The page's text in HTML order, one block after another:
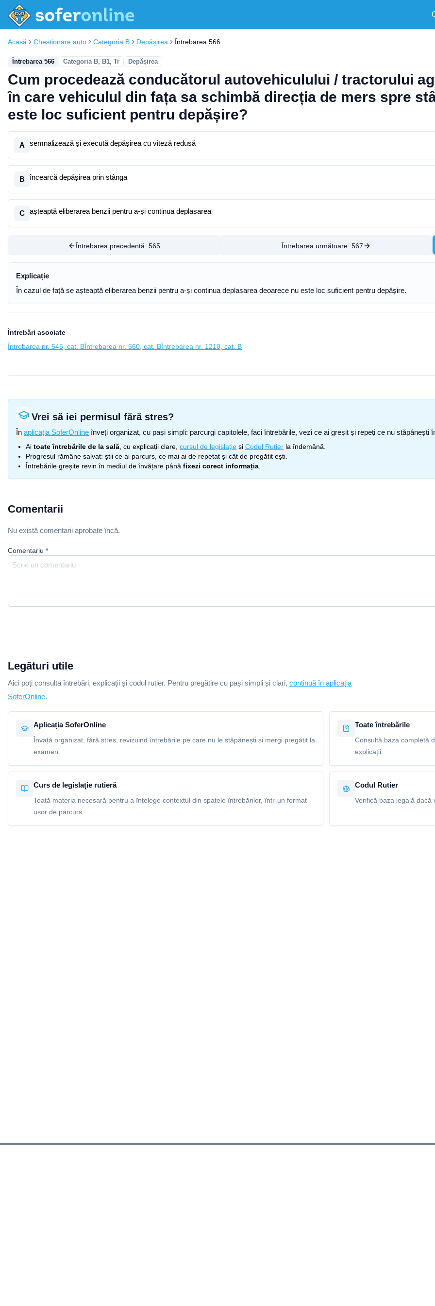
Acasă Chestionare auto Categoria B Depășirea Întrebarea 566
Întrebarea 566 Categoria B, B1, Tr Depășirea
Cum procedează conducătorul autovehiculului / tractorului
în care vehiculul din fața sa schimbă direcția de mers spre
este loc suficient pentru depășire?
A semnalizează și execută depășirea cu viteză redusă
B încearcă depășirea prin stânga
C așteaptă eliberarea benzii pentru a-și continua deplasarea
Întrebarea precedentă: 565 Întrebarea următoare: 567
Explicație
În cazul de față se așteaptă eliberarea benzii pentru a-și continua deplasarea deoarece nu este loc suficient pentru depășire.
Întrebări asociate
Întrebarea nr. 545, cat. BÎntrebarea nr. 560, cat. BÎntrebarea nr. 1210, cat. B
Vrei să iei permisul fără stres?
În aplicația SoferOnline înveți organizat, cu pași simpli: parcurgi capitolele, faci întrebările, vezi ce ai greșit și repeți ce nu
Ai toate întrebările de la sală , cu explicații clare, cursul de legislație și Codul Rutier la îndemână.
Progresul rămâne salvat: știi ce ai parcurs, ce mai ai de repetat și cât de pregătit ești.
Întrebările greșite revin în mediul de învățare până fixezi corect informația
Comentarii
Nu există comentarii aprobate încă.
Comentariu *
Legături utile
Aici poți consulta întrebări, explicații și codul rutier. Pentru pregătire cu pași simpli și clari, continuă în aplicația
SoferOnline.
Aplicația SoferOnline
Învață organizat, fără stres, revizuind întrebările pe care nu le stăpânești și mergi pregătit la
examen.
Toate întrebările
Consultă baza completă
explicații.
Curs de legislație rutieră
Toată materia necesară pentru a înțelege contextul din spatele întrebărilor, într-un format
ușor de parcurs.
Codul Rutier
Verifică baza legală dacă